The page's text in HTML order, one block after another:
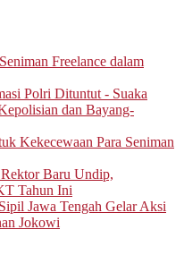
Freelance dalam
Polri Dituntut - Suaka
dan Bayang-
Kekecewaan Para Seniman
Baru Undip,
Tahun Ini
Jawa Tengah Gelar Aksi
Jokowi